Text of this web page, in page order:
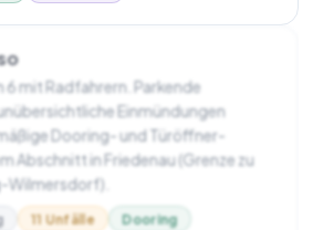
6 mit Radfahrern. Parkende
Einmündungen
Dooring- und Türöffner-
Abschnitt in Friedenau (Grenze zu
11 Unfälle
Dooring